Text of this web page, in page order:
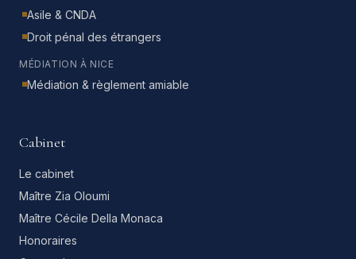
Asile & CNDA
Droit pénal des étrangers
MÉDIATION À NICE
Médiation & règlement amiable
Cabinet
Le cabinet
Maître Zia Oloumi
Maître Cécile Della Monaca
Honoraires